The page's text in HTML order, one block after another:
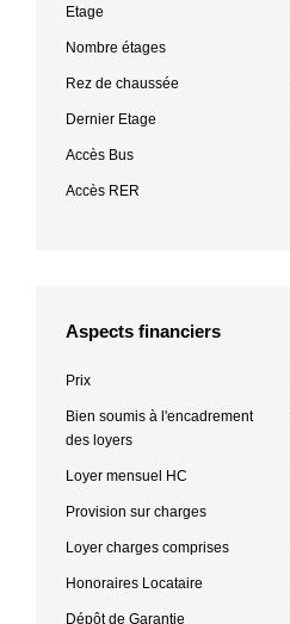
Etage
Nombre étages
Rez de chaussée
Dernier Etage
Accès Bus
Accès RER
Aspects financiers
Prix
Bien soumis à l'encadrement
des loyers
Loyer mensuel HC
Provision sur charges
Loyer charges comprises
Honoraires Locataire
Dépôt de Garantie